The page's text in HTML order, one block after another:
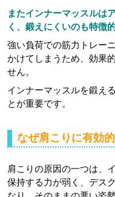
またインナーマッスルは
く、鍛えにくいのも特徴的
強い負荷での筋力トレー
かけてしまうため、効果
せん。
インナーマッスルを鍛え
とが重要です。
なぜ肩こりに有効
肩こりの原因の一つは、
保持する力が弱く、デス